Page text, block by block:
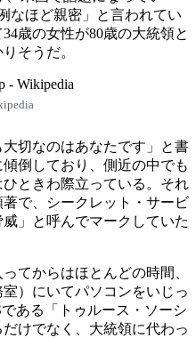
なほど親密」と言われてい
歳の女性が80歳の大統領と
そうだ。
切なのはあなたです」と書
倒しており、側近の中でも
ときわ際立っている。それ
で、シークレット・サービ
」と呼んでマークしていた
てからはほとんどの時間、
）にいてパソコンをいじっ
ある「トゥルース・ソーシ
けでなく、大統領に代わっ